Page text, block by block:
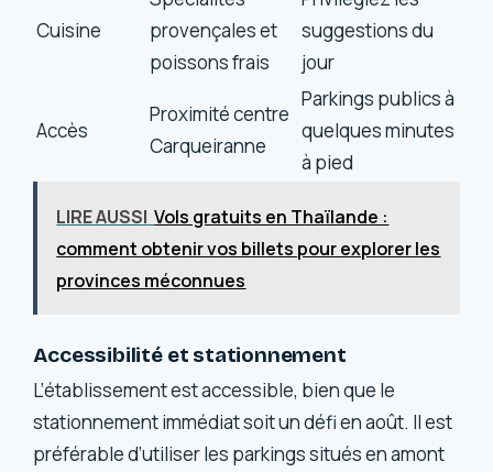
Cuisine
provençales et
poissons frais
suggestions du
jour
Accès
Proximité centre
Carqueiranne
Parkings publics à
quelques minutes
à pied
LIRE AUSSI Vols gratuits en Thaïlande :
comment obtenir vos billets pour explorer les
provinces méconnues
Accessibilité et stationnement
L’établissement est accessible, bien que le
stationnement immédiat soit un défi en août. Il est
préférable d’utiliser les parkings situés en amont